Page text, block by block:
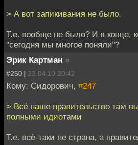
> А вот запикивания не было.
Т.е. вообще не было? И в конце,
"сегодня мы многое поняли"?
Эрик Картман »
#250 | 23.04.10 20:42
Кому: Сидорович, #247
> Всё наше правительство там
полными идиотами
Т.е. всё-таки не страна, а